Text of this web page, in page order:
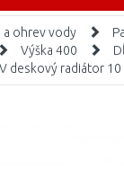
a ohrev vody
Výška 400
deskový radiátor